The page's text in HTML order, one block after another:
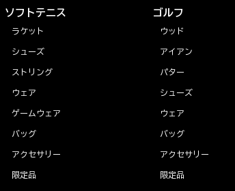
ソフトテニス
ラケット
シューズ
ストリング
ウェア
ゲームウェア
バッグ
アクセサリー
限定品
ゴルフ
ウッド
アイアン
パター
シューズ
ウェア
バッグ
アクセサリー
限定品